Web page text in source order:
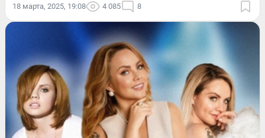
18 марта, 2025, 19:08 4 085 8